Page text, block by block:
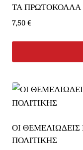
ΤΑ
7,50 €
ΟΙ
ΠΟΛΙΤΙΚΗΣ